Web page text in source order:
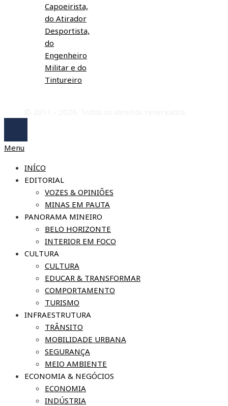
Capoeirista,
do Atirador
Desportista,
do
Engenheiro
Militar e do
Tintureiro
Menu
INÍCO
EDITORIAL
VOZES & OPINIÕES
MINAS EM PAUTA
PANORAMA MINEIRO
BELO HORIZONTE
INTERIOR EM FOCO
CULTURA
CULTURA
EDUCAR & TRANSFORMAR
COMPORTAMENTO
TURISMO
INFRAESTRUTURA
TRÂNSITO
MOBILIDADE URBANA
SEGURANÇA
MEIO AMBIENTE
ECONOMIA & NEGÓCIOS
ECONOMIA
INDÚSTRIA